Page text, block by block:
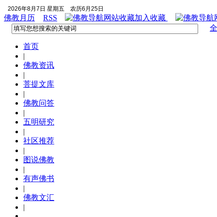
2026年8月7日 星期五 农历6月25日
佛教月历 RSS 加入收藏
首页
|
佛教资讯
|
菩提文库
|
佛教问答
|
五明研究
|
社区推荐
|
图说佛教
|
有声佛书
|
佛教文汇
|